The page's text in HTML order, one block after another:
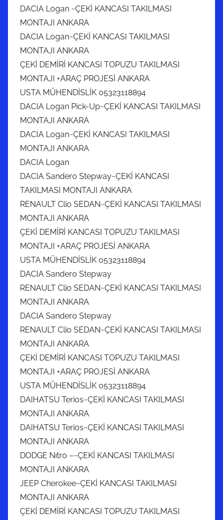
DACIA Logan ~ÇEKİ KANCASI TAKILMASI
MONTAJI ANKARA
DACIA Logan~ÇEKİ KANCASI TAKILMASI
MONTAJI ANKARA
ÇEKİ DEMİRİ KANCASI TOPUZU TAKILMASI
MONTAJI +ARAÇ PROJESİ ANKARA
USTA MÜHENDİSLİK 05323118894
DACIA Logan Pick-Up~ÇEKİ KANCASI TAKILMASI
MONTAJI ANKARA
DACIA Logan~ÇEKİ KANCASI TAKILMASI
MONTAJI ANKARA
DACIA Logan
DACIA Sandero Stepway~ÇEKİ KANCASI
TAKILMASI MONTAJI ANKARA
RENAULT Clio SEDAN~ÇEKİ KANCASI TAKILMASI
MONTAJI ANKARA
ÇEKİ DEMİRİ KANCASI TOPUZU TAKILMASI
MONTAJI +ARAÇ PROJESİ ANKARA
USTA MÜHENDİSLİK 05323118894
DACIA Sandero Stepway
RENAULT Clio SEDAN~ÇEKİ KANCASI TAKILMASI
MONTAJI ANKARA
DACIA Sandero Stepway
RENAULT Clio SEDAN~ÇEKİ KANCASI TAKILMASI
MONTAJI ANKARA
ÇEKİ DEMİRİ KANCASI TOPUZU TAKILMASI
MONTAJI +ARAÇ PROJESİ ANKARA
USTA MÜHENDİSLİK 05323118894
DAIHATSU Terios~ÇEKİ KANCASI TAKILMASI
MONTAJI ANKARA
DAIHATSU Terios~ÇEKİ KANCASI TAKILMASI
MONTAJI ANKARA
DODGE Nıtro –~ÇEKİ KANCASI TAKILMASI
MONTAJI ANKARA
JEEP Cherokee~ÇEKİ KANCASI TAKILMASI
MONTAJI ANKARA
ÇEKİ DEMİRİ KANCASI TOPUZU TAKILMASI